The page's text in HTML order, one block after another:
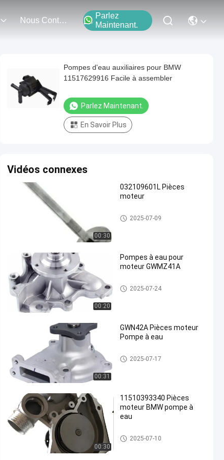
Nous Contacter
Parlez
Maintenant.
Pompes d'eau auxiliaires pour BMW
11517629916 Facile à assembler
Parlez Maintenant.
En Savoir Plus
Vidéos connexes
00:30
032109601L Pièces
moteur
Pièces pour moteurs automobi
les
2025-07-09
00:20
Pompes à eau pour
moteur GWMZ41A
Auto Water Pump
2025-07-24
00:31
GWN42A Pièces moteur
Pompe à eau
Auto Water Pump
2025-07-17
00:30
11510393340 Pièces
moteur BMW pompe à
eau
Auto Water Pump
2025-07-10